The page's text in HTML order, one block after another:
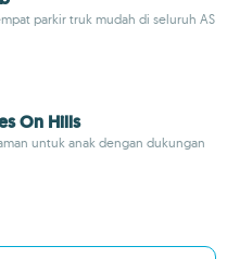
parkir truk mudah di seluruh AS
On Hills
untuk anak dengan dukungan